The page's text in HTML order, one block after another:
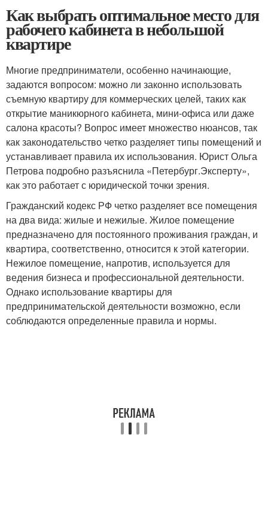
Как выбрать оптимальное место для
рабочего кабинета в небольшой
квартире
Многие предприниматели, особенно начинающие,
задаются вопросом: можно ли законно использовать
съемную квартиру для коммерческих целей, таких как
открытие маникюрного кабинета, мини-офиса или даже
салона красоты? Вопрос имеет множество нюансов, так
как законодательство четко разделяет типы помещений и
устанавливает правила их использования. Юрист Ольга
Петрова подробно разъяснила «Петербург.Эксперту»,
как это работает с юридической точки зрения.
Гражданский кодекс РФ четко разделяет все помещения
на два вида: жилые и нежилые. Жилое помещение
предназначено для постоянного проживания граждан, и
квартира, соответственно, относится к этой категории.
Нежилое помещение, напротив, используется для
ведения бизнеса и профессиональной деятельности.
Однако использование квартиры для
предпринимательской деятельности возможно, если
соблюдаются определенные правила и нормы.